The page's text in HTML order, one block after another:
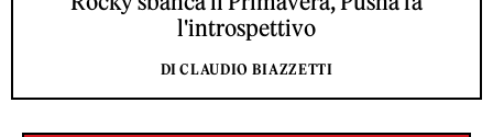
l'introspettivo
DI CLAUDIO BIAZZETTI